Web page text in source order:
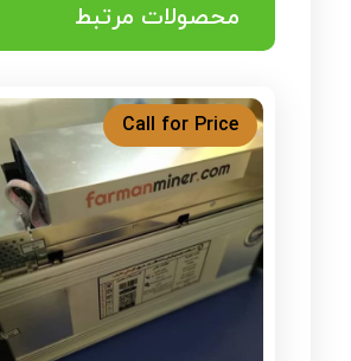
محصولات مرتبط
Call for Price